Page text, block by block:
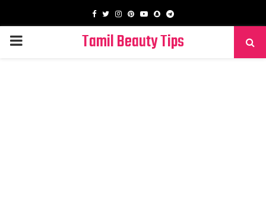
Facebook
TwitterInstagram
PinterestYoutube
SnapchatTelegram
PRIMARY
Tamil Beauty Tips